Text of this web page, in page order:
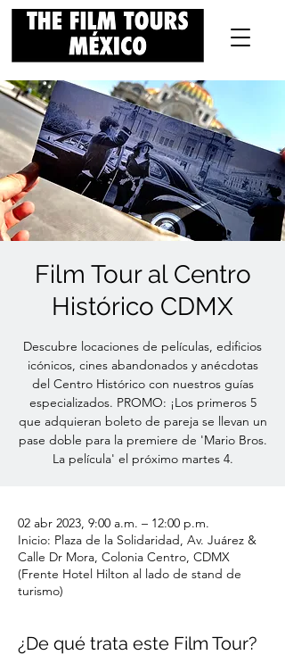
Film Tour al Centro
Histórico CDMX
Descubre locaciones de películas, edificios
icónicos, cines abandonados y anécdotas
del Centro Histórico con nuestros guías
especializados. PROMO: ¡Los primeros 5
que adquieran boleto de pareja se llevan un
pase doble para la premiere de 'Mario Bros.
02 abr 2023, 9:00 a.m. – 12:00 p.m.
Inicio: Plaza de la Solidaridad, Av. Juárez &
Calle Dr Mora, Colonia Centro, CDMX
(Frente Hotel Hilton al lado de stand de
turismo)
¿De qué trata este Film Tour?